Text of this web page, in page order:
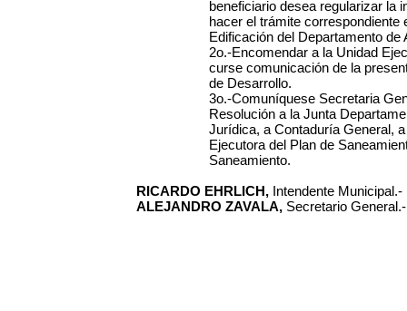
beneficiario desea regularizar la
hacer el trámite correspondiente
Edificación del Departamento
2o.-Encomendar a la Unidad
curse comunicación de la
de Desarrollo.
3o.-Comuníquese Secretaria
Resolución a la Junta
Jurídica, a Contaduría General,
Ejecutora del Plan de
Saneamiento.
RICARDO EHRLICH, Intendente Municipal.-
ALEJANDRO ZAVALA, Secretario General.-